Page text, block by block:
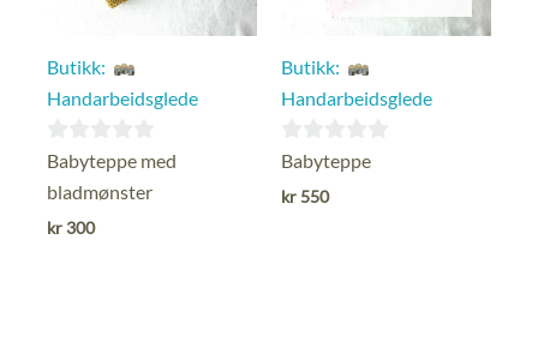
Butikk:
Handarbeidsglede
0
ut
av
Babyteppe med
bladmønster
kr 300
Butikk:
Handarbeidsglede
0
ut
Babyteppe
kr550